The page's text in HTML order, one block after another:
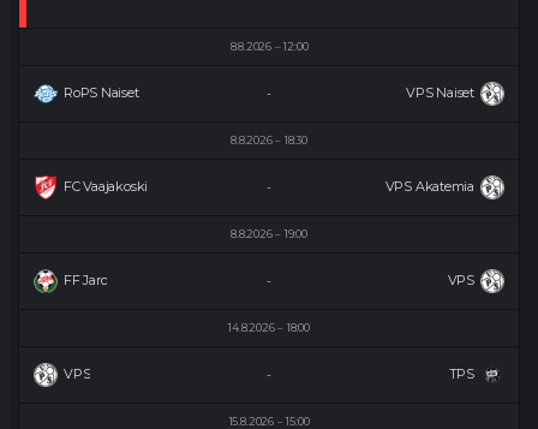
8.8.2026 12:00
RoPS Naiset VPS Naiset
-
8.8.2026 18:30
FC Vaajakoski VPS Akatemia
-
8.8.2026 19:00
FF Jaro VPS
-
14.8.2026 18:00
VPS TPS
-
15.8.2026 15:00